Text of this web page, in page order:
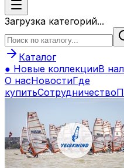
Загрузка категорий...
Каталог
● Новые коллекцииВ
О насНовостиГде
купитьСотрудничество